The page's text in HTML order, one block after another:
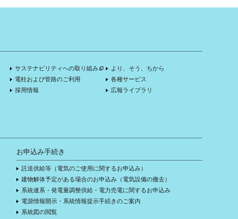
お申込み手続き
託送供給等（電気のご使用に関するお申込み）
建物解体予定がある場合のお申込み（電気設備の撤去）
系統連系・発電量調整供給・電力売電に関するお申込み
電源情報開示・系統情報提示手続きのご案内
系統図の閲覧
サステナビリティへの取り組み
より、そう、ちから
電柱および管路のご利用
各種サービス
採用情報 広報ライブラリ